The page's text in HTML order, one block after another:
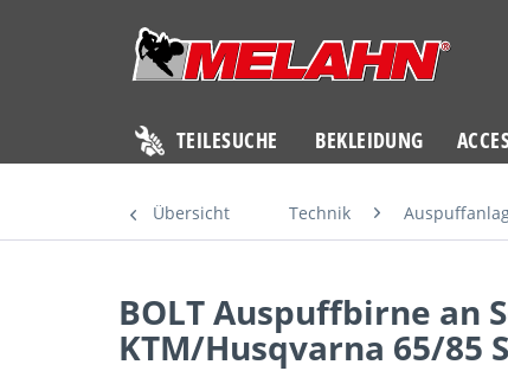
TEILESUCHE BEKLEIDUNG
Übersicht Technik
BOLT Auspuffbirne an
KTM/Husqvarna 65/85